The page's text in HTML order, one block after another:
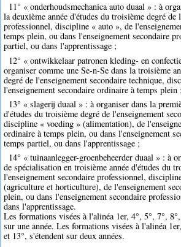
11° « onderhoudsmechanica auto duaal » : à
la deuxième année d'études du troisième degré de
professionnel, discipline « auto », de
temps plein, ou dans l'enseignement secondaire
partiel, ou dans l'apprentissage ;
12° « ontwikkelaar patronen kleding- en
organiser comme une Se-n-Se dans la troisième
degré de l'enseignement secondaire technique,
l'enseignement secondaire ordinaire à temps plein ;
13° « slagerij duaal » : à organiser dans la
d'études du troisième degré de l'enseignement
discipline « voeding » (alimentation), de
ordinaire à temps plein, ou dans l'enseignement
temps partiel, ou dans l'apprentissage ;
14° « tuinaanlegger-groenbeheerder duaal » : à
de spécialisation en troisième année d'études du
l'enseignement secondaire professionnel,
(agriculture et horticulture), de l'enseignement
plein, ou dans l'enseignement secondaire
dans l'apprentissage.
Les formations visées à l'alinéa 1er, 4°, 5°, 7°,
sur une année. Les formations visées à l'alinéa
et 13°, s'étendent sur deux années.